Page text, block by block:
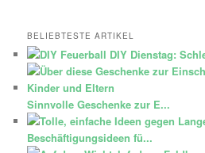
BELIEBTESTE ARTIKEL
DIY Dienstag:
Sinnvolle Geschenke zur E...
Beschäftigungsideen fü...